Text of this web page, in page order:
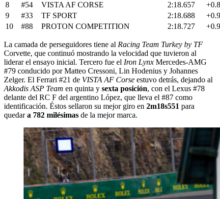
8
#54 VISTA AF CORSE 2:18.657
9
#33 TF SPORT 2:18.688
10
#88 PROTON COMPETITION 2:18.727
La camada de perseguidores tiene al Racing Team Turkey by TF
Corvette, que continuó mostrando la velocidad que tuvieron al
liderar el ensayo inicial. Tercero fue el Iron Lynx Mercedes-AMG
#79 conducido por Matteo Cressoni, Lin Hodenius y Johannes
Zelger. El Ferrari #21 de VISTA AF Corse estuvo detrás, dejando al
Akkodis ASP Team en quinta y sexta posición, con el Lexus #78
delante del RC F del argentino López, que lleva el #87 como
identificación. Éstos sellaron su mejor giro en 2m18s551 para
quedara 782 milésimas de la mejor marca.